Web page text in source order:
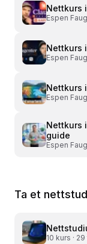
Nettkurs i
Espen
Nettkurs i
Espen
Nettkurs i
Espen
Nettkurs i
guide
Espen
Ta et
10 kurs · 29